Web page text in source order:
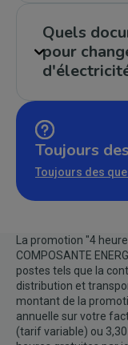
Quels
pour
Toujours
Toujours des
La promotion "4
COMPOSANTE
postes tels que la
distribution et
montant de la
annuelle sur votre
(tarif variable) ou